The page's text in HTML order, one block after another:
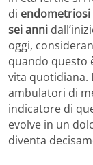
di endometriosi
sei anni
oggi,
quando questo
vita quotidiana.
ambulatori di
indicatore di
evolve in un
diventa